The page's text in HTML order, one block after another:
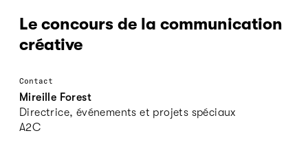
Le concours de la communication
créative
Contact
Mireille Forest
Directrice, événements et projets spéciaux
A2C